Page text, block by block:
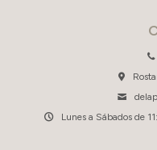
Lunes a Sábados de